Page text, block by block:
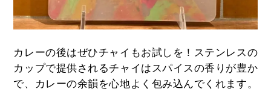
カレーの後はぜひチャイもお試しを！ステンレスの
カップで提供されるチャイはスパイスの香りが豊か
で、カレーの余韻を心地よく包み込んでくれます。